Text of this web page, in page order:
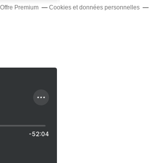
Offre Premium
Cookies et données personnelles
-52:04